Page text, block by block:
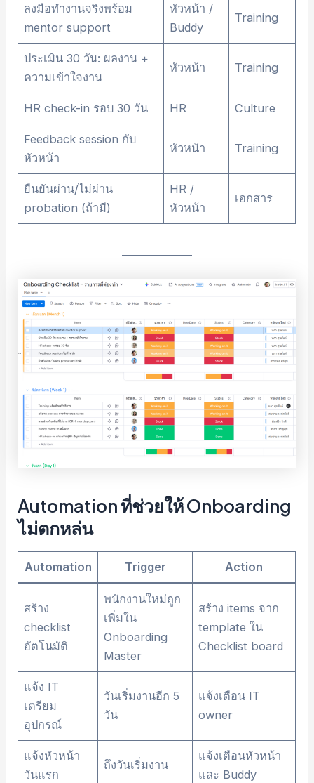
ลงมือทำงานจริงพร้อม
mentor support
หัวหน้า /
Buddy
Training
ประเมิน 30 วัน: ผลงาน +
ความเข้าใจงาน
หัวหน้า Training
HR check-in รอบ 30 วัน HR Culture
Feedback session กับ
หัวหน้า
หัวหน้า Training
ยืนยันผ่าน/ไม่ผ่าน
probation (ถ้ามี)
HR /
หัวหน้า
เอกสาร
Automation ที่ช่วยให้ Onboarding
ไม่ตกหล่น
Automation Trigger Action
สร้าง
checklist
อัตโนมัติ
พนักงานใหม่ถูก
เพิ่มใน
Onboarding
Master
สร้าง items จาก
template ใน
Checklist board
แจ้ง IT
เตรียม
อุปกรณ์
วันเริ่มงานอีก 5
วัน
แจ้งเตือน IT
owner
แจ้งหัวหน้า
วันแรก
ถึงวันเริ่มงาน
แจ้งเตือนหัวหน้า
และ Buddy